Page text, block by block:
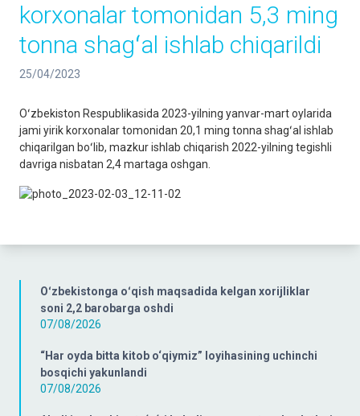
Oʻzbekistonga oʻqish maqsadida kelgan xorijliklar
soni 2,2 barobarga oshdi
07/08/2026
“Har oyda bitta kitob o‘qiymiz” loyihasining uchinchi
bosqichi yakunlandi
07/08/2026
korxonalar tomonidan 5,3 ming
tonna shagʻal ishlab chiqarildi
25/04/2023
Oʻzbekiston Respublikasida 2023-yilning yanvar-mart oylarida
jami yirik korxonalar tomonidan 20,1 ming tonna shagʻal ishlab
chiqarilgan boʻlib, mazkur ishlab chiqarish 2022-yilning tegishli
davriga nisbatan 2,4 martaga oshgan.